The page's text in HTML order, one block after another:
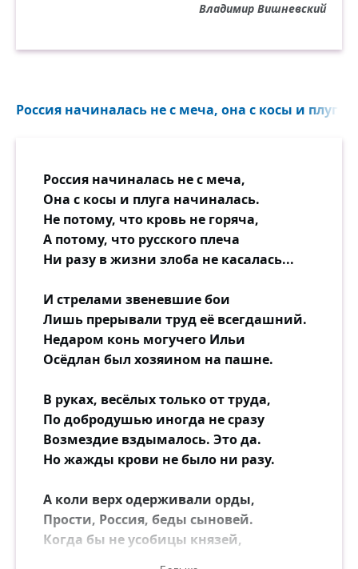
Владимир Вишневский
Россия начиналась не с меча, она с косы и плуга
Россия начиналась не с меча,
Она с косы и плуга начиналась.
Не потому, что кровь не горяча,
А потому, что русского плеча
Ни разу в жизни злоба не касалась...
И стрелами звеневшие бои
Лишь прерывали труд её всегдашний.
Недаром конь могучего Ильи
Осёдлан был хозяином на пашне.
В руках, весёлых только от труда,
По добродушью иногда не сразу
Возмездие вздымалось. Это да.
Но жажды крови не было ни разу.
А коли верх одерживали орды,
Прости, Россия, беды сыновей.
Когда бы не усобицы князей,